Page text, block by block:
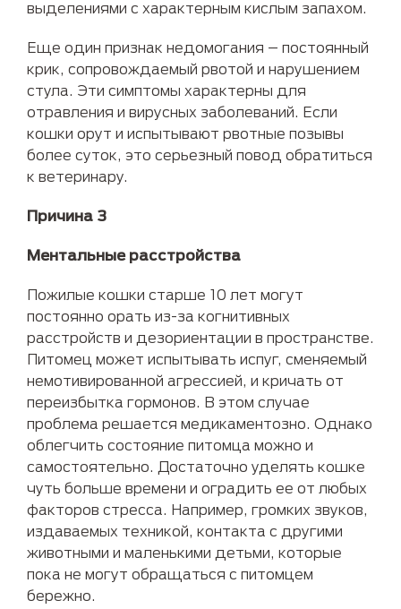
выделениями с характерным кислым запахом.
Еще один признак недомогания – постоянный
крик, сопровождаемый рвотой и нарушением
стула. Эти симптомы характерны для
отравления и вирусных заболеваний. Если
кошки орут и испытывают рвотные позывы
более суток, это серьезный повод обратиться
к ветеринару.
Причина 3
Ментальные расстройства
Пожилые кошки старше 10 лет могут
постоянно орать из-за когнитивных
расстройств и дезориентации в пространстве.
Питомец может испытывать испуг, сменяемый
немотивированной агрессией, и кричать от
переизбытка гормонов. В этом случае
проблема решается медикаментозно. Однако
облегчить состояние питомца можно и
самостоятельно. Достаточно уделять кошке
чуть больше времени и оградить ее от любых
факторов стресса. Например, громких звуков,
издаваемых техникой, контакта с другими
животными и маленькими детьми, которые
пока не могут обращаться с питомцем
бережно.